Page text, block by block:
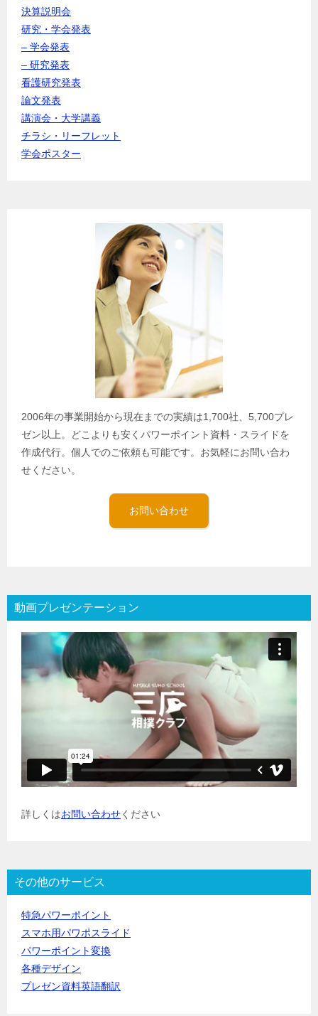
決算説明会
研究・学会発表
– 学会発表
– 研究発表
看護研究発表
論文発表
講演会・大学講義
チラシ・リーフレット
学会ポスター
2006年の事業開始から現在までの実績は1,700社、5,700プレ
ゼン以上。どこよりも安くパワーポイント資料・スライドを
作成代行。個人でのご依頼も可能です。お気軽にお問い合わ
せください。
お問い合わせ
動画プレゼンテーション
詳しくはお問い合わせください
その他のサービス
特急パワーポイント
スマホ用パワポスライド
パワーポイント変換
各種デザイン
プレゼン資料英語翻訳